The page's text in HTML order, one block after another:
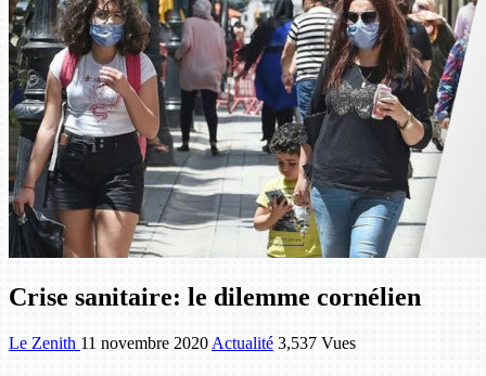
Crise sanitaire: le dilemme cornélien
Le Zenith 11 novembre 2020 Actualité 3,537 Vues